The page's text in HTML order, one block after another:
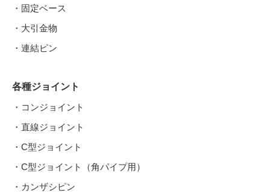
・固定ベース
・大引金物
・連結ピン
各種ジョイント
・コンジョイント
・直線ジョイント
・C型ジョイント
・C型ジョイント（角パイプ用）
・カンザシピン